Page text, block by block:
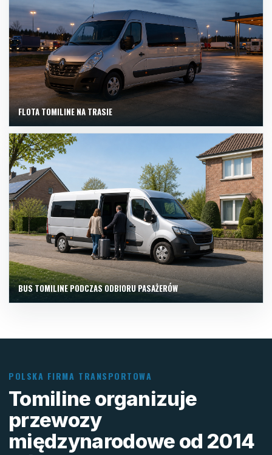
FLOTA TOMILINE NA TRASIE
BUS TOMILINE PODCZAS ODBIORU PASAŻERÓW
POLSKA FIRMA TRANSPORTOWA
Tomiline organizuje
przewozy
międzynarodowe od 2014